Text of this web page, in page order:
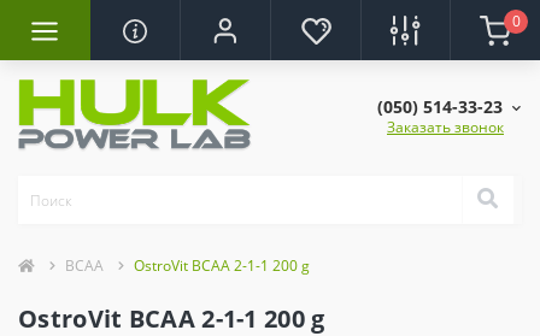
0
(050) 514-33-23
Заказать звонок
BCAA OstroVit BCAA 2-1-1 200 g
OstroVit BCAA 2-1-1 200 g